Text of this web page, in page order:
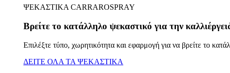
ΨΕΚΑΣΤΙΚΑ CARRAROSPRAY
Βρείτε το κατάλληλο ψεκαστικό για την
Επιλέξτε τύπο, χωρητικότητα και εφαρμογή για να βρείτε το
ΔΕΙΤΕ ΟΛΑ ΤΑ ΨΕΚΑΣΤΙΚΑ